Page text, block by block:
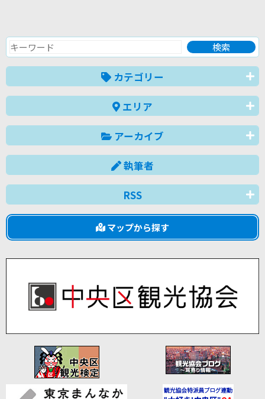
カテゴリー
エリア
アーカイブ
執筆者
RSS
マップから探す